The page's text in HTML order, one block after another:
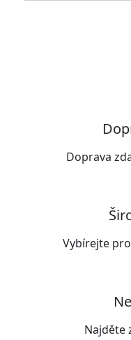
Doprava
Vybírejte
Najděte